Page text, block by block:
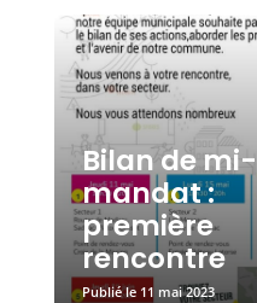
Bilan de mi-
mandat :
première
rencontre
11 mai 2023